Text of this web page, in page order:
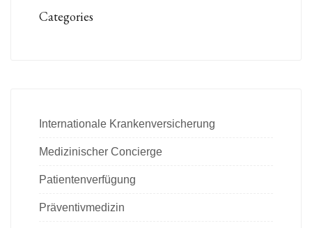
Categories
Internationale Krankenversicherung
Medizinischer Concierge
Patientenverfügung
Präventivmedizin